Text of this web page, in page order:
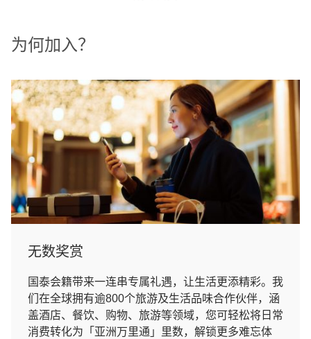
为何加入？
无数奖赏
国泰会籍带来一连串专属礼遇，让生活更添精彩。我
们在全球拥有逾800个旅游及生活品味合作伙伴，涵
盖酒店、餐饮、购物、旅游等领域，您可轻松将日常
消费转化为「亚洲万里通」里数，解锁更多难忘体